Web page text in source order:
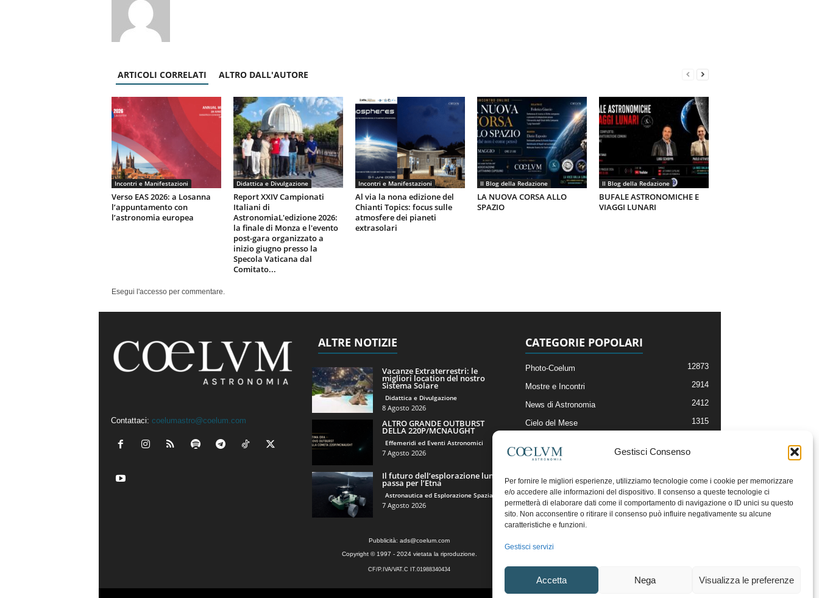
Gestisci Consenso
Per fornire le migliori esperienze, utilizziamo tecnologie come i cookie per memorizzare
e/o accedere alle informazioni del dispositivo. Il consenso a queste tecnologie ci
permetterà di elaborare dati come il comportamento di navigazione o ID unici su questo
sito. Non acconsentire o ritirare il consenso può influire negativamente su alcune
caratteristiche e funzioni.
Gestisci servizi
Accetta Nega Visualizza le preferenze
ARTICOLI CORRELATI ALTRO DALL'AUTORE
Incontri e Manifestazioni
Verso EAS 2026: a Losanna
l’appuntamento con
l’astronomia europea
Didattica e Divulgazione
Report XXIV Campionati
Italiani di
AstronomiaL'edizione 2026:
la finale di Monza e l'evento
post-gara organizzato a
inizio giugno presso la
Specola Vaticana dal
Comitato...
Incontri e Manifestazioni
Al via la nona edizione del
Chianti Topics: focus sulle
atmosfere dei pianeti
extrasolari
Il Blog della Redazione
LA NUOVA CORSA ALLO
SPAZIO
Il Blog della Redazione
BUFALE ASTRONOMICHE E
VIAGGI LUNARI
Esegui l'accesso per commentare.
Contattaci: coelumastro@coelum.com
ALTRE NOTIZIE
Vacanze Extraterrestri: le
migliori location del nostro
Sistema Solare
Didattica e Divulgazione
8 Agosto 2026
ALTRO GRANDE OUTBURST
DELLA 220P/MCNAUGHT
Effemeridi ed Eventi Astronomici
7 Agosto 2026
Il futuro dell’esplorazione lunare
passa per l’Etna
Astronautica ed Esplorazione Spaziale
7 Agosto 2026
CATEGORIE POPOLARI
Photo-Coelum 12873
Mostre e Incontri 2914
News di Astronomia 2412
Cielo del Mese 1315
Articoli e Risorse On-Line
Il Blog della Redazione
Pubblicità: ads@coelum.com
Copyright © 1997 - 2024 vietata la riproduzione.
CF/P.IVA/VAT.C IT.01988340434